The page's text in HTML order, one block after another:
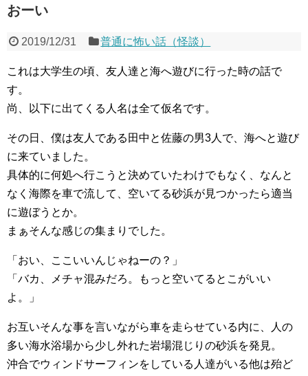
おーい
2019/12/31 普通に怖い話（怪談）
これは大学生の頃、友人達と海へ遊びに行った時の話で
す。
尚、以下に出てくる人名は全て仮名です。
その日、僕は友人である田中と佐藤の男3人で、海へと遊び
に来ていました。
具体的に何処へ行こうと決めていたわけでもなく、なんと
なく海際を車で流して、空いてる砂浜が見つかったら適当
に遊ぼうとか。
まぁそんな感じの集まりでした。
「おい、ここいいんじゃねーの？」
「バカ、メチャ混みだろ。もっと空いてるとこがいい
よ。」
お互いそんな事を言いながら車を走らせている内に、人の
多い海水浴場から少し外れた岩場混じりの砂浜を発見。
沖合でウィンドサーフィンをしている人達がいる他は殆ど